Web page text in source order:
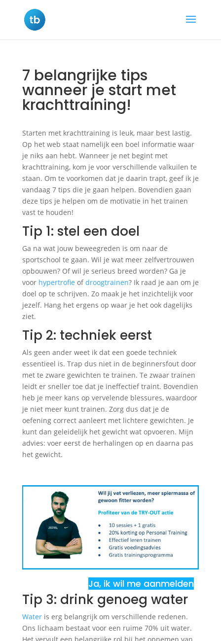
7 belangrijke tips
wanneer je start met
krachttraining!
Starten met krachttraining is leuk, maar best lastig.
Op het web staat namelijk een boel informatie waar
je niks aan hebt. Wanneer je net begint met
krachttraining, kom je voor verschillende valkuilen te
staan. Om te voorkomen dat je daarin trapt, geef ik je
vandaag 7 tips die je gaan helpen. Bovendien gaan
deze tips je helpen om de motivatie in het trainen
vast te houden!
Tip 1: stel een doel
Ga na wat jouw beweegreden is om naar de
sportschool te gaan. Wil je wat meer zelfvertrouwen
opbouwen? Of wil je serieus breed worden? Ga je
voor hypertrofie ofdroogtrainen? Ik raad je aan om je
doel op te schrijven. Zo maak je het inzichtelijk voor
jezelf. Hang het ergens op waar je het ook dagelijks
ziet.
Tip 2: techniek eerst
Als geen ander weet ik dat een goede techniek
essentieel is. Trap dus niet in de beginnersfout door
met te zware gewichten te trainen. Te zwaar trainen
leidt er sneller toe dat je ineffectief traint. Bovendien
heb je meer kans op vervelende blessures, waardoor
je niet meer kunt trainen. Zorg dus dat je de
oefening correct aanleert met lichtere gewichten. Je
kunt dan geleidelijk het gewicht wat opvoeren. Mijn
advies: voer eerst de herhalingen op en daarna pas
het gewicht.
Ja, ik wil me aanmelden
Tip 3: drink genoeg water
Wateris erg belangrijk om verschillende redenen.
Ons lichaam bestaat voor een ruime 70% uit water.